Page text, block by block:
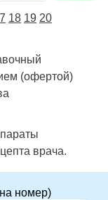
18 19 20
(офертой)
врача.
номер)